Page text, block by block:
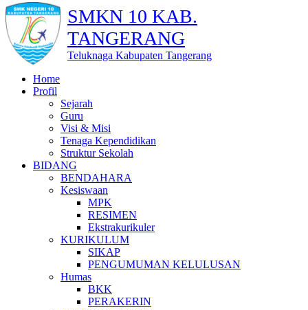
SMKN 10 KAB.
TANGERANG
Teluknaga Kabupaten Tangerang
Home
Profil
Sejarah
Guru
Visi & Misi
Tenaga Kependidikan
Struktur Sekolah
BIDANG
BENDAHARA
Kesiswaan
MPK
RESIMEN
Ekstrakurikuler
KURIKULUM
SIKAP
PENGUMUMAN KELULUSAN
Humas
BKK
PERAKERIN